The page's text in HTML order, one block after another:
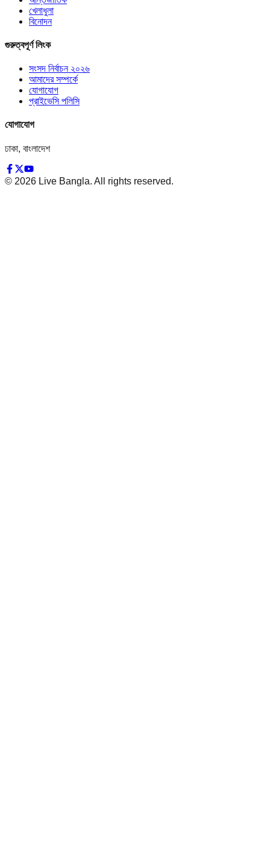
খেলাধুলা
বিনোদন
গুরুত্বপূর্ণ লিংক
সংসদ নির্বাচন ২০২৬
আমাদের সম্পর্কে
যোগাযোগ
প্রাইভেসি পলিসি
যোগাযোগ
ঢাকা, বাংলাদেশ
© 2026 Live Bangla. All rights reserved.